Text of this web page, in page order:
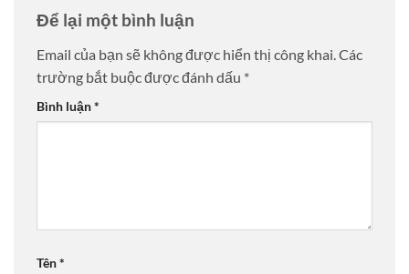
Để lại một bình luận
Email của bạn sẽ không được hiển thị công khai. Các
trường bắt buộc được đánh dấu *
Bình luận*
Tên*